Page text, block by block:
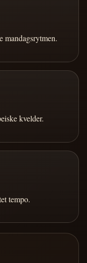
mandagsrytmen.
kvelder.
tempo.